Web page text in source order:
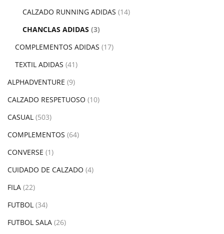
CALZADO RUNNING ADIDAS (14)
CHANCLAS ADIDAS (3)
COMPLEMENTOS ADIDAS (17)
TEXTIL ADIDAS (41)
ALPHADVENTURE (9)
CALZADO RESPETUOSO (10)
CASUAL (503)
COMPLEMENTOS (64)
CONVERSE (1)
CUIDADO DE CALZADO (4)
FILA (22)
FUTBOL (34)
FUTBOL SALA (26)